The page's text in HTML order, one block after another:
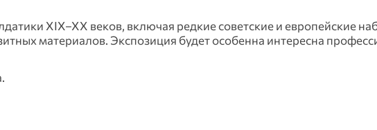
XIX–XX веков, включая редкие советские и европейские
материалов. Экспозиция будет особенна интересна